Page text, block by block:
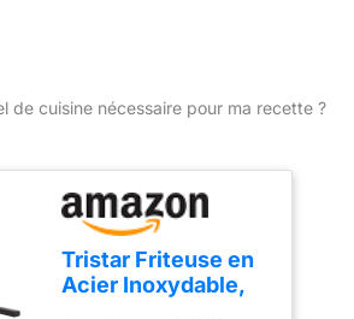
de cuisine nécessaire pour ma recette ?
Tristar Friteuse en
Acier Inoxydable,